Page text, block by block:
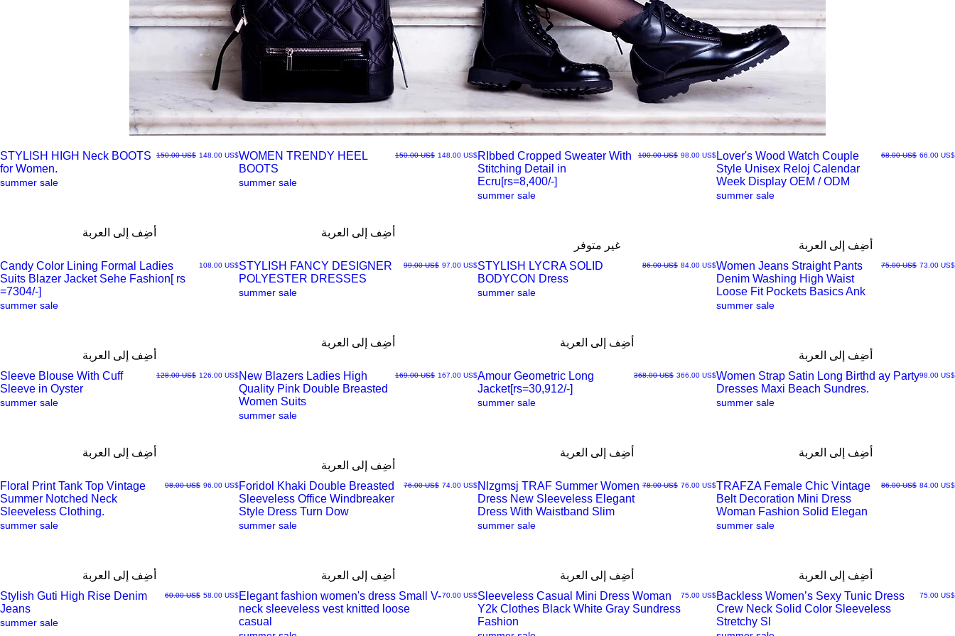
العرض
STYLISH HIGH Neck BOOTS
for Women.
سعر عادي‏150.00 US$ سعر البيع‏148.00 US$
summer sale
أضِف إلى العربة
العرض
WOMEN TRENDY HEEL
BOOTS
سعر عادي‏150.00 US$ سعر البيع‏148.00 US$
summer sale
أضِف إلى العربة
العرض
RIbbed Cropped Sweater With
Stitching Detail in
Ecru[rs=8,400/-]
سعر عادي‏100.00 US$ سعر البيع‏98.00 US$
summer sale
غير متوفر
العرض
Lover's Wood Watch Couple
Style Unisex Reloj Calendar
Week Display OEM / ODM
سعر عادي
‏68.00 US$ سعر البيع‏66.00 US$
summer sale
أضِف إلى العربة
العرض
Candy Color Lining Formal Ladies
Suits Blazer Jacket Sehe Fashion[ rs
=7304/-]
السعر ‏108.00 US$
summer sale
أضِف إلى العربة
العرض
STYLISH FANCY DESIGNER
POLYESTER DRESSES
سعر عادي
‏99.00 US$ سعر البيع‏97.00 US$
summer sale
أضِف إلى العربة
العرض
STYLISH LYCRA SOLID
BODYCON Dress
سعر عادي
‏86.00 US$ سعر البيع‏84.00 US$
summer sale
أضِف إلى العربة
العرض
Women Jeans Straight Pants
Denim Washing High Waist
Loose Fit Pockets Basics Ank
سعر عادي
‏75.00 US$ سعر البيع‏73.00 US$
summer sale
أضِف إلى العربة
العرض
Sleeve Blouse With Cuff
Sleeve in Oyster
سعر عادي‏128.00 US$ سعر البيع‏126.00 US$
summer sale
أضِف إلى العربة
العرض
New Blazers Ladies High
Quality Pink Double Breasted
Women Suits
سعر عادي‏169.00 US$ سعر البيع‏167.00 US$
summer sale
أضِف إلى العربة
العرض
Amour Geometric Long
Jacket[rs=30,912/-]
سعر عادي‏368.00 US$ سعر البيع‏366.00 US$
summer sale
أضِف إلى العربة
العرض
Women Strap Satin Long Birthd ay Party
Dresses Maxi Beach Sundres.
السعر ‏98.00 US$
summer sale
أضِف إلى العربة
العرض
Floral Print Tank Top Vintage
Summer Notched Neck
Sleeveless Clothing.
سعر عادي
‏98.00 US$ سعر البيع‏96.00 US$
summer sale
أضِف إلى العربة
العرض
Foridol Khaki Double Breasted
Sleeveless Office Windbreaker
Style Dress Turn Dow
سعر عادي
‏76.00 US$ سعر البيع‏74.00 US$
summer sale
أضِف إلى العربة
العرض
Nlzgmsj TRAF Summer Women
Dress New Sleeveless Elegant
Dress With Waistband Slim
سعر عادي
‏78.00 US$ سعر البيع‏76.00 US$
summer sale
أضِف إلى العربة
العرض
TRAFZA Female Chic Vintage
Belt Decoration Mini Dress
Woman Fashion Solid Elegan
سعر عادي
‏86.00 US$ سعر البيع‏84.00 US$
summer sale
أضِف إلى العربة
العرض
Stylish Guti High Rise Denim
Jeans
سعر عادي
‏60.00 US$ سعر البيع‏58.00 US$
summer sale
العرض
Elegant fashion women's dress Small V-
neck sleeveless vest knitted loose
casual
السعر ‏70.00 US$
العرض
Sleeveless Casual Mini Dress Woman
Y2k Clothes Black White Gray Sundress
Fashion
السعر ‏75.00 US$
العرض
Backless Women’s Sexy Tunic Dress
Crew Neck Solid Color Sleeveless
Stretchy Sl
السعر ‏75.00 US$